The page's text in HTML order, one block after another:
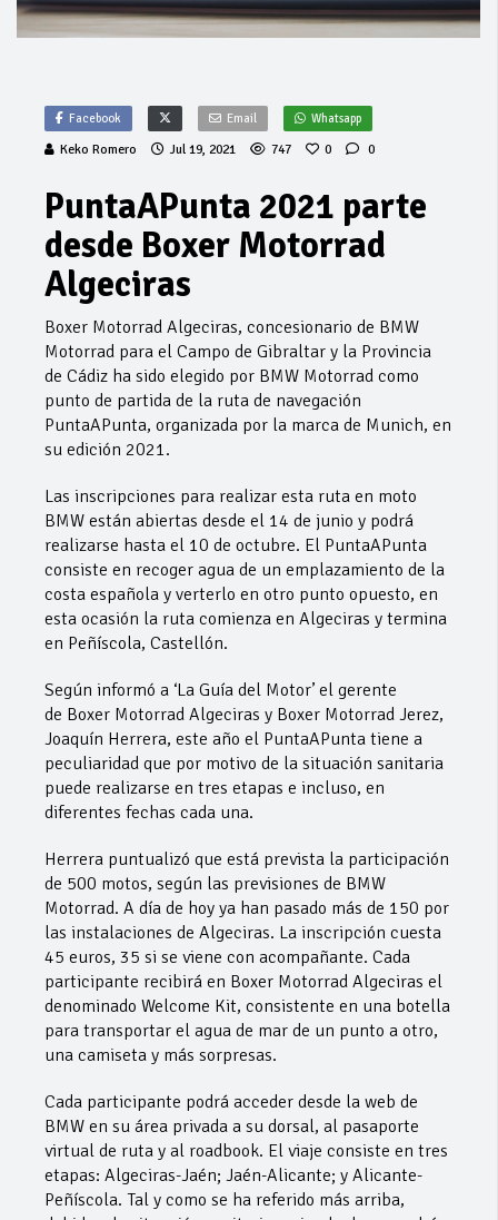
Facebook Email Whatsapp
Keko Romero Jul 19, 2021 747 0 0
PuntaAPunta 2021 parte
desde Boxer Motorrad
Algeciras
Boxer Motorrad Algeciras, concesionario de BMW
Motorrad para el Campo de Gibraltar y la Provincia
de Cádiz ha sido elegido por BMW Motorrad como
punto de partida de la ruta de navegación
PuntaAPunta, organizada por la marca de Munich, en
su edición 2021.
Las inscripciones para realizar esta ruta en moto
BMW están abiertas desde el 14 de junio y podrá
realizarse hasta el 10 de octubre. El PuntaAPunta
consiste en recoger agua de un emplazamiento de la
costa española y verterlo en otro punto opuesto, en
esta ocasión la ruta comienza en Algeciras y termina
en Peñíscola, Castellón.
Según informó a ‘La Guía del Motor’ el gerente
de Boxer Motorrad Algeciras y Boxer Motorrad Jerez,
Joaquín Herrera, este año el PuntaAPunta tiene a
peculiaridad que por motivo de la situación sanitaria
puede realizarse en tres etapas e incluso, en
diferentes fechas cada una.
Herrera puntualizó que está prevista la participación
de 500 motos, según las previsiones de BMW
Motorrad. A día de hoy ya han pasado más de 150 por
las instalaciones de Algeciras. La inscripción cuesta
45 euros, 35 si se viene con acompañante. Cada
participante recibirá en Boxer Motorrad Algeciras el
denominado Welcome Kit, consistente en una botella
para transportar el agua de mar de un punto a otro,
una camiseta y más sorpresas.
Cada participante podrá acceder desde la web de
BMW en su área privada a su dorsal, al pasaporte
virtual de ruta y al roadbook. El viaje consiste en tres
etapas: Algeciras-Jaén; Jaén-Alicante; y Alicante-
Peñíscola. Tal y como se ha referido más arriba,